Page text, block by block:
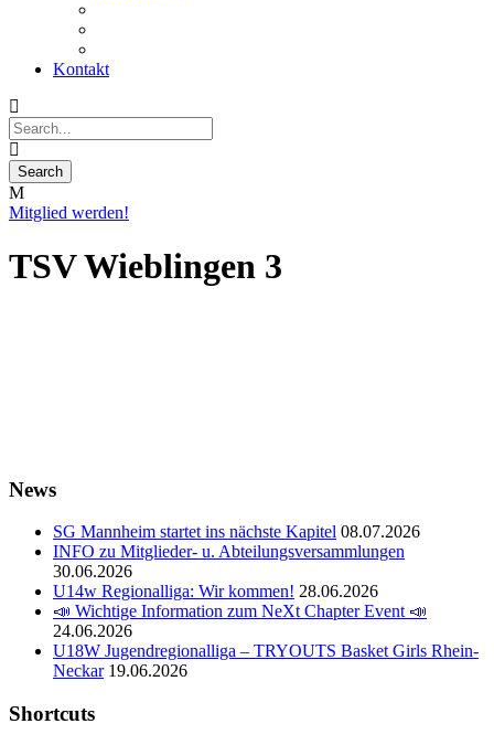
Kontakt
Mitglied werden!
TSV Wieblingen 3
News
SG Mannheim startet ins nächste Kapitel 08.07.2026
INFO zu Mitglieder- u. Abteilungsversammlungen
30.06.2026
U14w Regionalliga: Wir kommen! 28.06.2026
📣 Wichtige Information zum NeXt Chapter Event 📣
24.06.2026
U18W Jugendregionalliga – TRYOUTS Basket Girls Rhein-
Neckar 19.06.2026
Shortcuts